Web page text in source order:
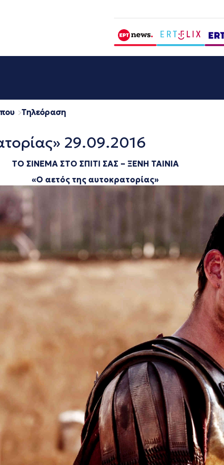
Τηλεόραση
29.09.2016
ΤΟ ΣΙΝΕΜΑ ΣΤΟ ΣΠΙΤΙ ΣΑΣ – ΞΕΝΗ ΤΑΙΝΙΑ
«Ο αετός της αυτοκρατορίας»